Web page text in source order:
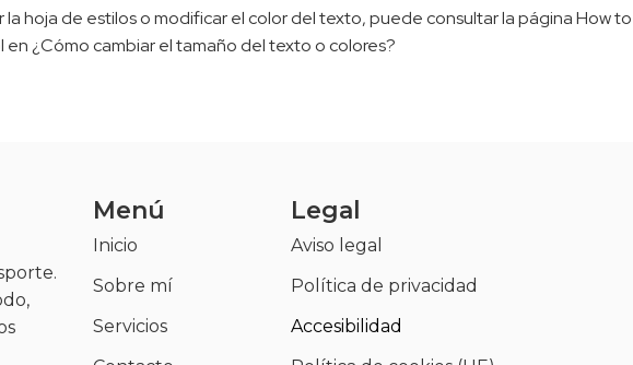
la hoja de estilos o modificar el color del texto, puede consultar la página How
¿Cómo cambiar el tamaño del texto o colores?
Menú
Inicio
Sobre mí
Servicios
Legal
Aviso legal
Política de privacidad
Accesibilidad